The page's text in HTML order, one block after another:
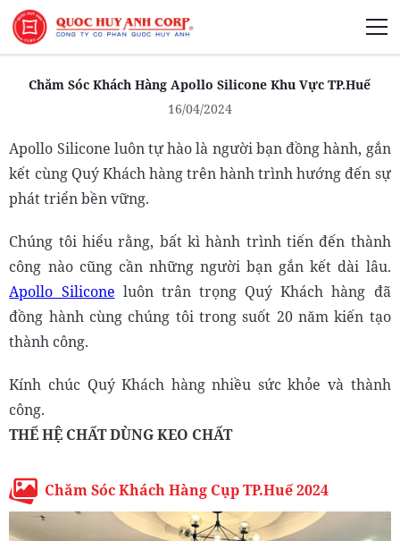
Giới Thiệu
Phát Triển Bền Vững
Chăm Sóc Khách Hàng Apollo Silicone Khu Vực TP.Huế
16/04/2024
Apollo Silicone luôn tự hào là người bạn đồng hành, gắn
kết cùng Quý Khách hàng trên hành trình hướng đến sự
phát triển bền vững.
Chúng tôi hiểu rằng, bất kì hành trình tiến đến thành
công nào cũng cần những người bạn gắn kết dài lâu.
Apollo Silicone luôn trân trọng Quý Khách hàng đã
đồng hành cùng chúng tôi trong suốt 20 năm kiến tạo
thành công.
Kính chúc Quý Khách hàng nhiều sức khỏe và thành
công.
THẾ HỆ CHẤT DÙNG KEO CHẤT
Chăm Sóc Khách Hàng Cụp TP.Huế 2024